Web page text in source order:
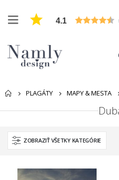
4.1
PLAGÁTY MAPY & MESTA
ZOBRAZIŤ VŠETKY KATEGÓRIE